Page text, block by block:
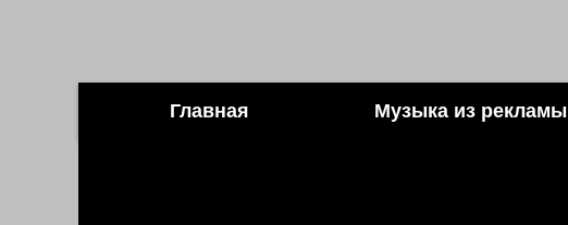
Главная Музыка из рекламы